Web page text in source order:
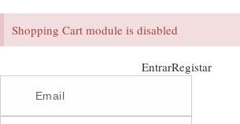
Shopping Cart module is disabled
EntrarRegistar